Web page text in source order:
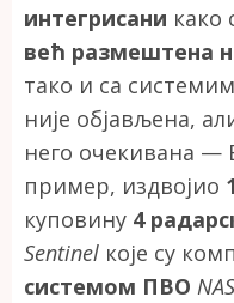
интегрисани како
већ размештена
тако и са
није објављена,
него очекивана —
пример, издвојио
куповину 4
Sentinel које су
системом ПВО